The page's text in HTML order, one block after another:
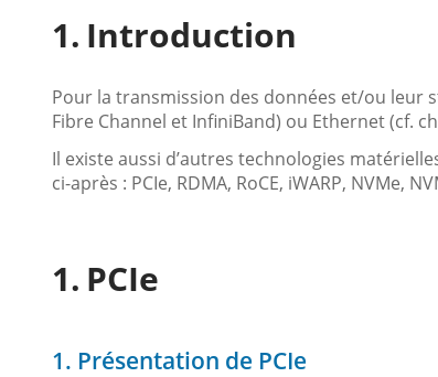
Introduction
Pour la transmission des données et/ou leur
Fibre Channel et InfiniBand) ou Ethernet (cf.
Il existe aussi d’autres technologies
ci-après : PCIe, RDMA, RoCE, iWARP, NVMe,
PCIe
1. Présentation de PCIe